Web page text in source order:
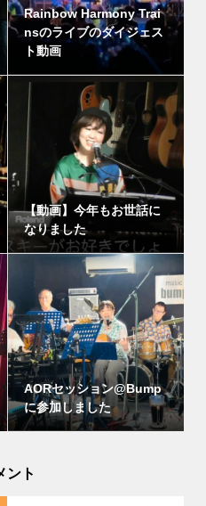
Rainbow Harmony Trai
nsのライブのダイジェス
ト動画
【動画】今年もお世話に
なりました
AORセッション@Bump
に参加しました
ント